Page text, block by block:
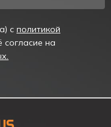
ч
вверх)",
с политикой
на